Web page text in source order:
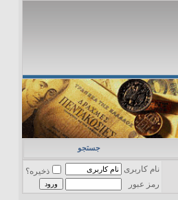
جستجو
نام کاربری
ذخیره؟
رمز عبور